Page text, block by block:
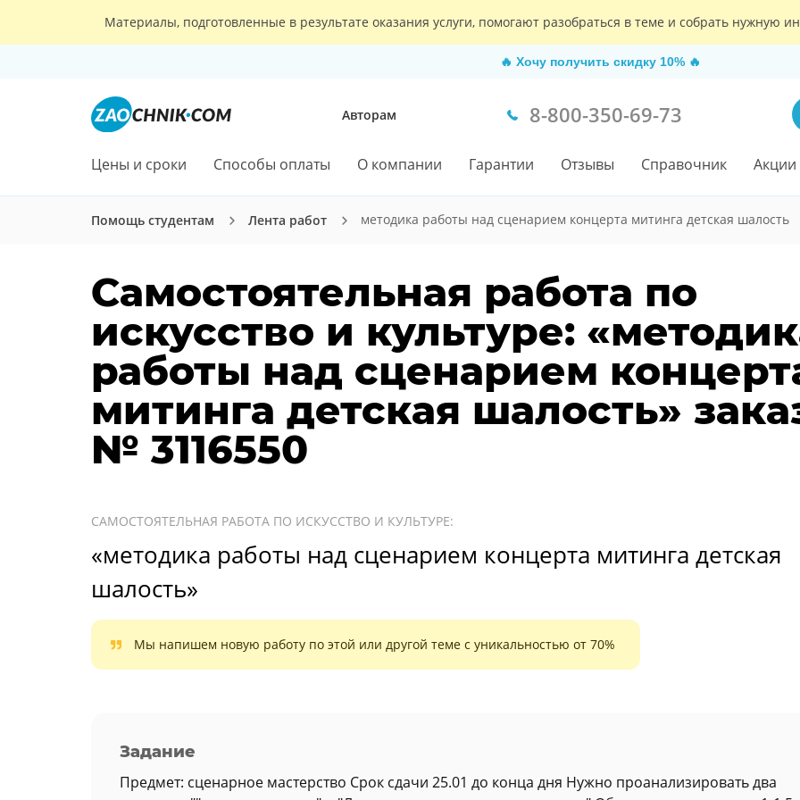
Материалы, подготовленные в результате оказания услуги, помогают разобраться в теме и собрать
🔥 Хочу получить скидку 10% 🔥
Авторам 8-800-350-69-73
Цены и сроки Способы оплаты О компании Гарантии Отзывы Справочник Акции
Помощь студентам Лента работ методика работы над сценарием концерта митинга детская шалость
Самостоятельная работа по
искусство и культуре:
работы над сценарием
митинга детская шалость»
№ 3116550
САМОСТОЯТЕЛЬНАЯ РАБОТА ПО ИСКУССТВО И КУЛЬТУРЕ:
«методика работы над сценарием концерта митинга детская
шалость»
Мы напишем новую работу по этой или другой теме с уникальностью от 70%
Задание
Предмет: сценарное мастерство Срок сдачи 25.01 до конца дня Нужно проанализировать два